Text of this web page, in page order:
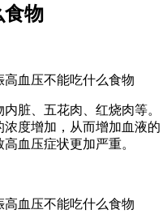
食物
脏、五花肉、红烧肉等。
度增加，从而增加血液的
血压症状更加严重。